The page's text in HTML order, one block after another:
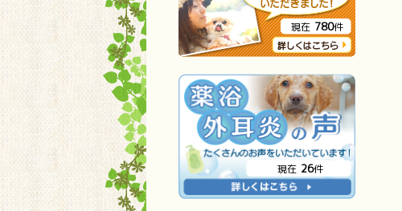
現在 780件
現在 26件